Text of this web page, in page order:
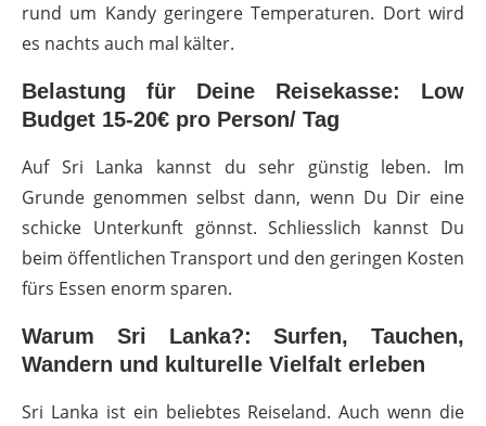
rund um Kandy geringere Temperaturen. Dort wird
es nachts auch mal kälter.
Belastung für Deine Reisekasse: Low
Budget 15-20€ pro Person/ Tag
Auf Sri Lanka kannst du sehr günstig leben. Im
Grunde genommen selbst dann, wenn Du Dir eine
schicke Unterkunft gönnst. Schliesslich kannst Du
beim öffentlichen Transport und den geringen Kosten
fürs Essen enorm sparen.
Warum Sri Lanka?: Surfen, Tauchen,
Wandern und kulturelle Vielfalt erleben
Sri Lanka ist ein beliebtes Reiseland. Auch wenn die